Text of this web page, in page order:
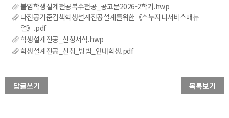
붙임학생설계전공복수전공_공고문2026-2학기.hwp
다전공기준검색학생설계전공설계를위한《스누지니서비스매뉴
얼》.pdf
학생설계전공_신청서식.hwp
학생설계전공_신청_방법_안내학생.pdf
답글쓰기 목록보기